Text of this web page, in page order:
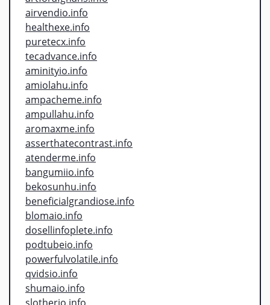
airvendio.info
healthexe.info
puretecx.info
tecadvance.info
aminityio.info
amiolahu.info
ampacheme.info
ampullahu.info
aromaxme.info
asserthatecontrast.info
atenderme.info
bangumiio.info
bekosunhu.info
beneficialgrandiose.info
blomaio.info
dosellinfoplete.info
podtubeio.info
powerfulvolatile.info
qvidsio.info
shumaio.info